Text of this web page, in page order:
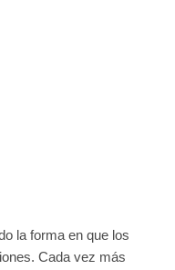
la forma en que los
Cada vez más